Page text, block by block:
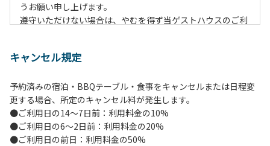
うお願い申し上げます。
遵守いただけない場合は、やむを得ず当ゲストハウスのご利
１．当施設内に火薬や揮発油など、発火物、引火性物質は持
ち込まないでください。
２．喫煙は、所定の場所（①正面玄関出て左側 ②2階喫煙
ルーム）にてお願いします。所定の場所以外での喫煙はご遠
慮願います。
キャンセル規定
予約済みの宿泊・BBQテーブル・食事をキャンセルまたは日程変
更する場合、所定のキャンセル料が発生します。
●ご利用日の14～7日前：利用料金の10%
●ご利用日の6～2日前：利用料金の20%
●ご利用日の前日：利用料金の50%